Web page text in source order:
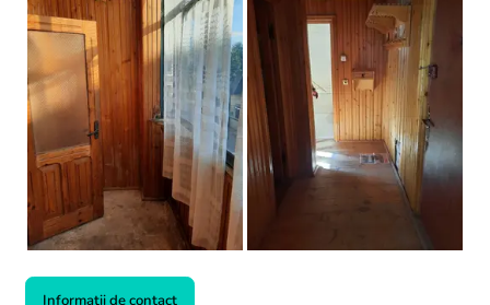
Informaţii de contact